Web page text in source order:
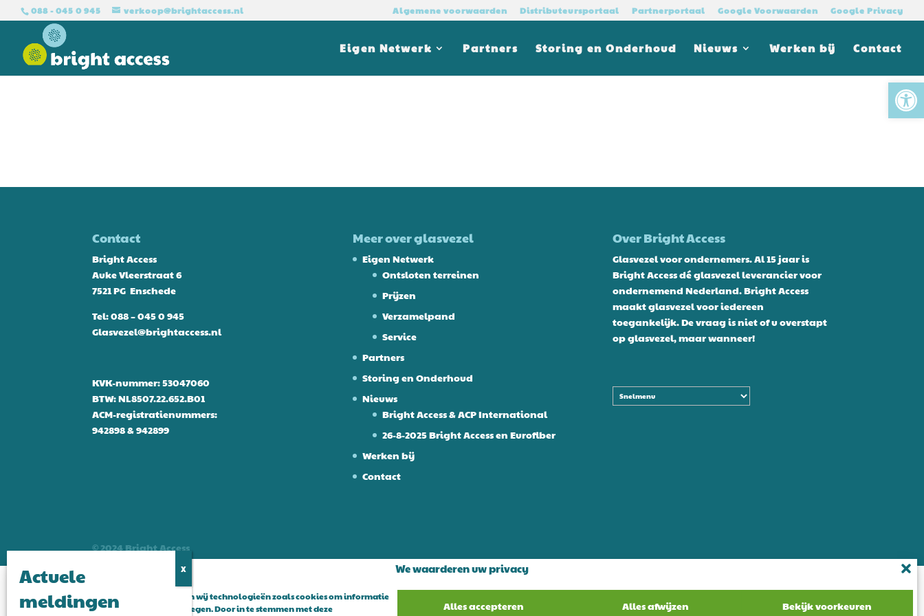
We waarderen uw privacy
Om de beste ervaringen te bieden, gebruiken wij technologieën zoals cookies om informatie
over je apparaat op te slaan en/of te raadplegen. Door in te stemmen met deze
Alles accepteren Alles afwijzen Bekijk voorkeuren
088 - 045 0 945 verkoop@brightaccess.nl Algemene voorwaarden Distributeursportaal Partnerportaal Google Voorwaarden Google Privacy
Eigen Netwerk Partners Storing en Onderhoud Nieuws Werken bij Contact
Contact
Bright Access
Auke Vleerstraat 6
7521 PG Enschede
Tel:088 – 045 0 945
Glasvezel@brightaccess.nl
KVK-nummer: 53047060
BTW: NL8507.22.652.B01
ACM-registratienummers:
942898 & 942899
Meer over glasvezel
Eigen Netwerk
Ontsloten terreinen
Prijzen
Verzamelpand
Service
Partners
Storing en Onderhoud
Nieuws
Bright Access & ACP International
26-8-2025 Bright Access en Eurofiber
Werken bij
Contact
Over Bright Access
Glasvezel voor ondernemers. Al 15 jaar is
Bright Access dé glasvezel leverancier voor
ondernemend Nederland. Bright Access
maakt glasvezel voor iedereen
toegankelijk. De vraag is niet of u overstapt
op glasvezel, maar wanneer!
© 2024 Bright Access